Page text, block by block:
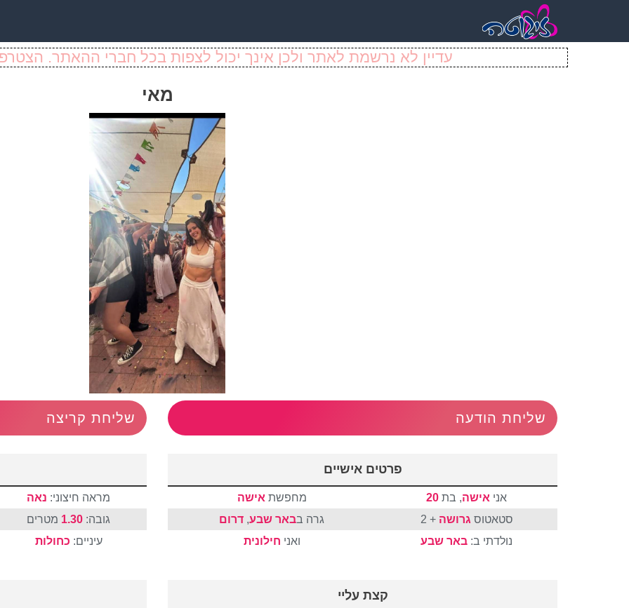
עדיין לא נרשמת לאתר ולכן אינך יכול לצפות בכל חברי ההאתר.
מאי
שליחת הודעה שליחת קריצה
פרטים אישיים
אני אישה, בת 20 מחפשת אישה
סטאטוס גרושה + 2 גרה בבאר שבע, דרום
נולדתי ב: באר שבע ואני חילונית
מראה חיצוני: נאה
גובה: 1.30 מטרים
עיניים: כחולות
קצת עליי